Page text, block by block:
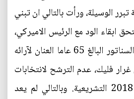
تبرر الوسيلة، ورأت بالتالي ان تبني
ابقاء الود مع الرئيس الاميركي،
رغم تجاوزاته. واطق السناتور البالغ 65 عاما العنان لآرائه
فليك، عدم الترشح لانتخابات
تشرين الثاني/نوفمبر 2018 التشريعية. وبالتالي لم يعد